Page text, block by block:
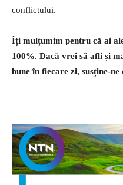
conflictului.
Îți mulțumim pentru că ai
100%. Dacă vrei să afli și
bune în fiecare zi, susține-